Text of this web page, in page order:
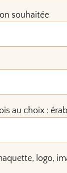
souhaitée
au choix :
logo,